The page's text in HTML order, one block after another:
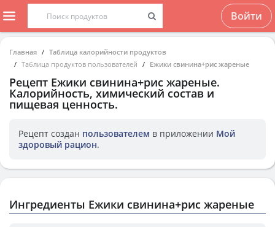
Войти
Главная
Таблица калорийности продуктов
Таблица продуктов пользователей
Ежики свинина+рис жареные
Рецепт Ежики свинина+рис жареные.
Калорийность, химический состав и
пищевая ценность.
Рецепт создан пользователем в приложении Мой
здоровый рацион.
Ингредиенты Ежики свинина+рис жареные